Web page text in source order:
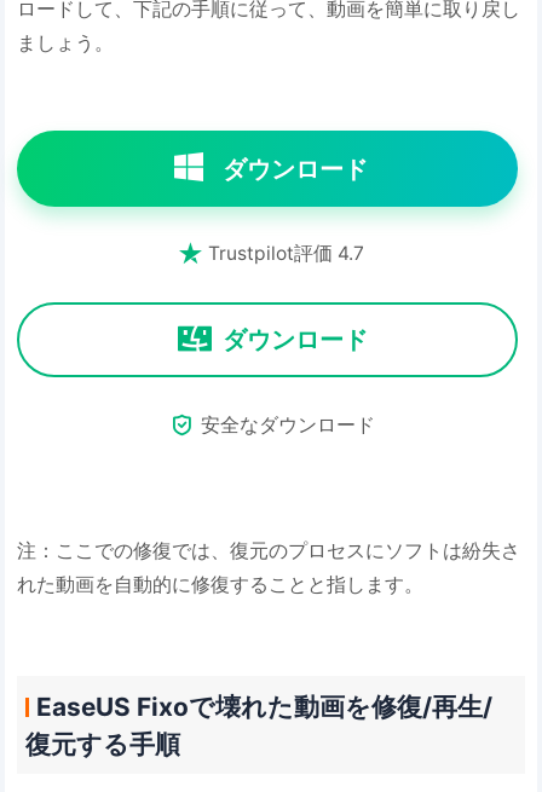
ロードして、下記の手順に従って、動画を簡単に取り戻し
ましょう。
ダウンロード
 Trustpilot評価 4.7
ダウンロード
 安全なダウンロード
注：ここでの修復では、復元のプロセスにソフトは紛失さ
れた動画を自動的に修復することと指します。
EaseUS Fixoで壊れた動画を修復/再生/
復元する手順